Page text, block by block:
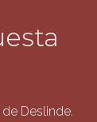
Deslinde.